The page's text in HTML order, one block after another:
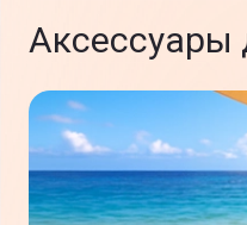
Аксессуары